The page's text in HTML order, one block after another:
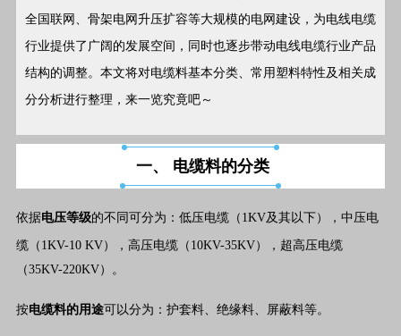
全国联网、骨架电网升压扩容等大规模的电网建设，为电线电缆
行业提供了广阔的发展空间，同时也逐步带动电线电缆行业产品
结构的调整。本文将对电缆料基本分类、常用塑料特性及相关成
分分析进行整理，来一览究竟吧～
一、 电缆料的分类
依据电压等级的不同可分为：低压电缆（1KV及其以下），中压电
缆（1KV-10 KV），高压电缆（10KV-35KV），超高压电缆
（35KV-220KV）。
按电缆料的用途可以分为：护套料、绝缘料、屏蔽料等。